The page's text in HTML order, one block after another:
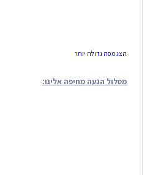
הצג מפה גדולה יותר
מסלול הגעה מחיפה אלינו: